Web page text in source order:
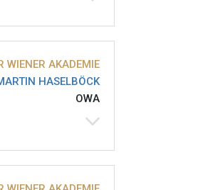
WIENER AKADEMIE
HASELBÖCK
OWA